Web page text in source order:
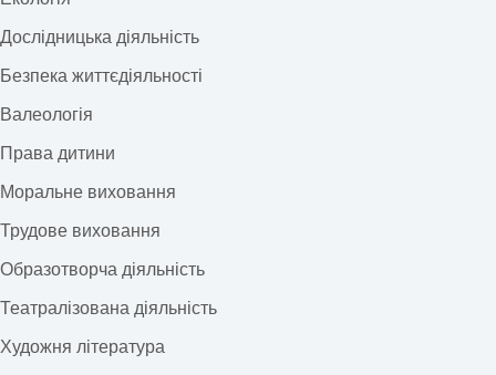
Дослідницька діяльність
Безпека життєдіяльності
Валеологія
Права дитини
Моральне виховання
Трудове виховання
Образотворча діяльність
Театралізована діяльність
Художня література